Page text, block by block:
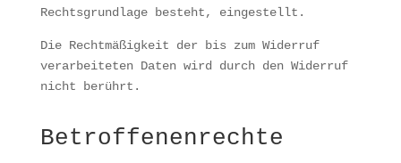
Rechtsgrundlage besteht, eingestellt.
Die Rechtmäßigkeit der bis zum Widerruf
verarbeiteten Daten wird durch den Widerruf
nicht berührt.
Betroffenenrechte